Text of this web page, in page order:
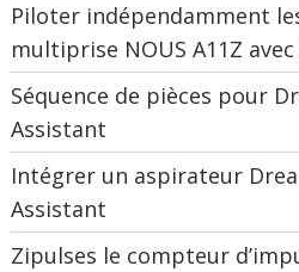
Piloter indépendamment
multiprise NOUS A11Z
Séquence de pièces pour
Assistant
Intégrer un aspirateur
Assistant
Zipulses le compteur